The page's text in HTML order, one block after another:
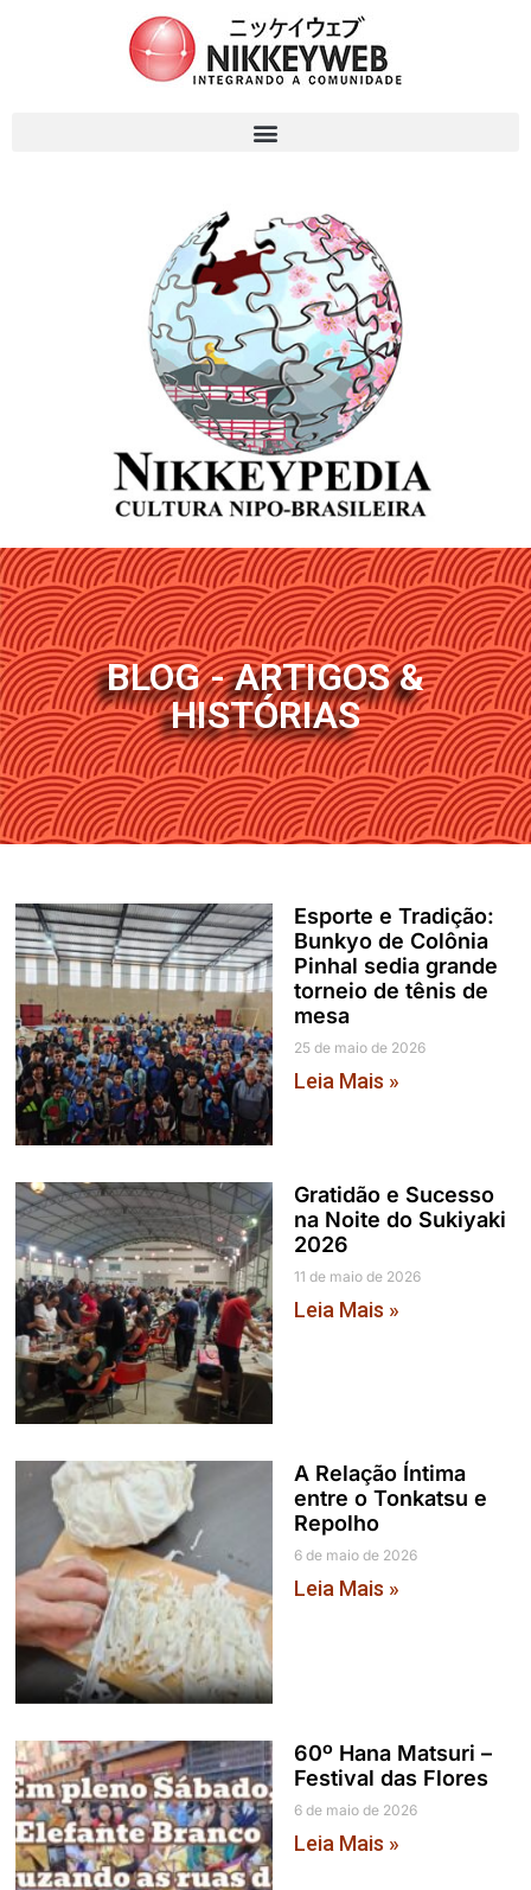
BLOG - ARTIGOS &
HISTÓRIAS
Esporte e Tradição:
Bunkyo de Colônia
Pinhal sedia grande
torneio de tênis de
mesa
25 de maio de 2026
Leia Mais »
Gratidão e Sucesso
na Noite do Sukiyaki
2026
11 de maio de 2026
Leia Mais »
A Relação Íntima
entre o Tonkatsu e
Repolho
6 de maio de 2026
Leia Mais »
60º Hana Matsuri –
Festival das Flores
6 de maio de 2026
Leia Mais »